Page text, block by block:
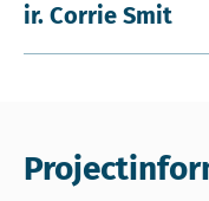
ir. Corrie Smit